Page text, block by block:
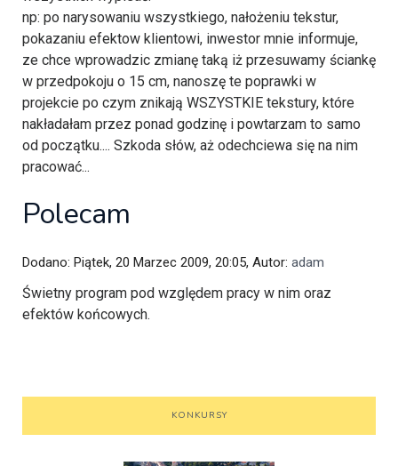
np: po narysowaniu wszystkiego, nałożeniu tekstur,
pokazaniu efektow klientowi, inwestor mnie informuje,
ze chce wprowadzic zmianę taką iż przesuwamy ściankę
w przedpokoju o 15 cm, nanoszę te poprawki w
projekcie po czym znikają WSZYSTKIE tekstury, które
nakładałam przez ponad godzinę i powtarzam to samo
od początku.... Szkoda słów, aż odechciewa się na nim
pracować...
Polecam
Dodano: Piątek, 20 Marzec 2009, 20:05, Autor: adam
Świetny program pod względem pracy w nim oraz
efektów końcowych.
KONKURSY